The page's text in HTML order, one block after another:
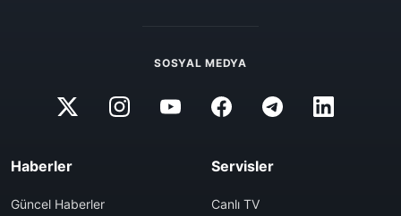
SOSYAL MEDYA
Haberler
Güncel Haberler
Servisler
Canlı TV